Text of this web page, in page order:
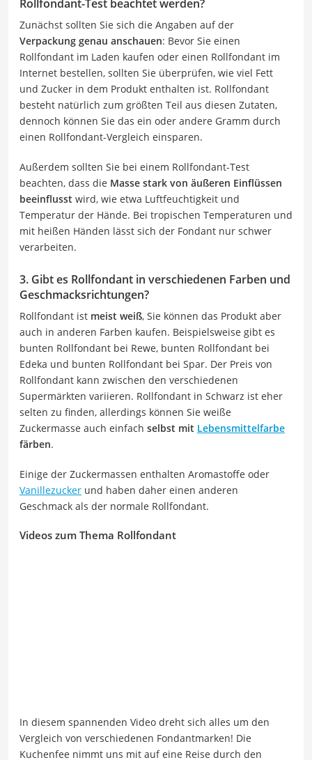
Rollfondant-Test beachtet werden?
Zunächst sollten Sie sich die Angaben auf der
Verpackung genau anschauen: Bevor Sie einen
Rollfondant im Laden kaufen oder einen Rollfondant im
Internet bestellen, sollten Sie überprüfen, wie viel Fett
und Zucker in dem Produkt enthalten ist. Rollfondant
besteht natürlich zum größten Teil aus diesen Zutaten,
dennoch können Sie das ein oder andere Gramm durch
einen Rollfondant-Vergleich einsparen.
Außerdem sollten Sie bei einem Rollfondant-Test
beachten, dass die Masse stark von äußeren Einflüssen
beeinflusst wird, wie etwa Luftfeuchtigkeit und
Temperatur der Hände. Bei tropischen Temperaturen und
mit heißen Händen lässt sich der Fondant nur schwer
verarbeiten.
3. Gibt es Rollfondant in verschiedenen Farben und
Geschmacksrichtungen?
Rollfondant ist meist weiß, Sie können das Produkt aber
auch in anderen Farben kaufen. Beispielsweise gibt es
bunten Rollfondant bei Rewe, bunten Rollfondant bei
Edeka und bunten Rollfondant bei Spar. Der Preis von
Rollfondant kann zwischen den verschiedenen
Supermärkten variieren. Rollfondant in Schwarz ist eher
selten zu finden, allerdings können Sie weiße
Zuckermasse auch einfach selbst mit Lebensmittelfarbe
färben.
Einige der Zuckermassen enthalten Aromastoffe oder
Vanillezucker und haben daher einen anderen
Geschmack als der normale Rollfondant.
Videos zum Thema Rollfondant
In diesem spannenden Video dreht sich alles um den
Vergleich von verschiedenen Fondantmarken! Die
Kuchenfee nimmt uns mit auf eine Reise durch den